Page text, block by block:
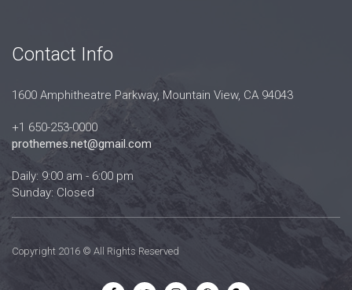
Contact Info
1600 Amphitheatre Parkway, Mountain View, CA 94043
+1 650-253-0000
prothemes.net@gmail.com
Daily: 9:00 am - 6:00 pm
Sunday: Closed
Copyright 2016 © All Rights Reserved